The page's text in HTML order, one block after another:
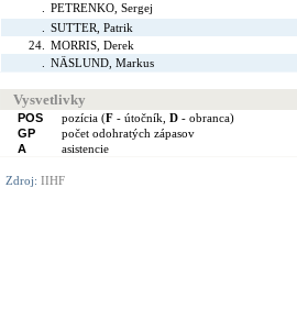
PETRENKO, Sergej
SUTTER, Patrik
24.
MORRIS, Derek
NÄSLUND, Markus
Vysvetlivky
POS pozícia (F - útočník, D - obranca)
GP
počet odohratých zápasov
A
asistencie
Zdroj: IIHF